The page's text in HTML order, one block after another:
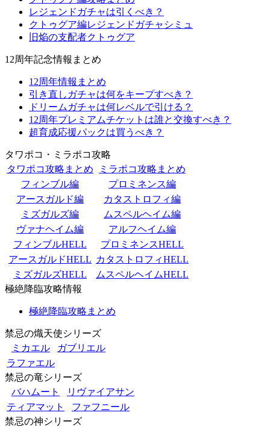
レジェンドガチャは引くべき？
クトゥグア編レジェンドガチャシミュ
旧焔の支配者クトゥグア
12周年記念情報まとめ
12周年情報まとめ
引き直しガチャは何をキープすべき？
ドリームガチャは何レベルで引ける？
12周年プレミアムチケットは誰と交換すべき？
超育成応援パックは買うべき？
タワポコ・ミラポコ攻略
タワポコ攻略まとめ
ミラポコ攻略まとめ
フィンブル編
プロミネンス編
アースガルド編
カタストロフィ編
ミズガルズ編
ムスペルヘイム編
ヴァナヘイム編
アルフヘイム編
フィンブルHELL
プロミネンスHELL
アースガルドHELL カタストロフィHELL
ミズガルズHELL
ムスペルヘイムHELL
極絶降臨攻略情報
極絶降臨攻略まとめ
禁忌の熾天使シリーズ
ミカエル
ガブリエル
ラファエル
禁忌の竜シリーズ
バハムート
リヴァイアサン
ティアマット
ファフニール
禁忌の神シリーズ